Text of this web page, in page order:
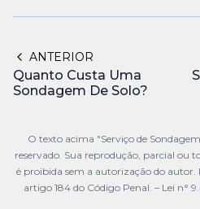
ANTERIOR
Quanto Custa Uma
Sondagem De Solo?
O texto acima "Serviço de
reservado. Sua reprodução, parcial ou
é proibida sem a autorização do autor.
artigo 184 do Código Penal. – Lei n°